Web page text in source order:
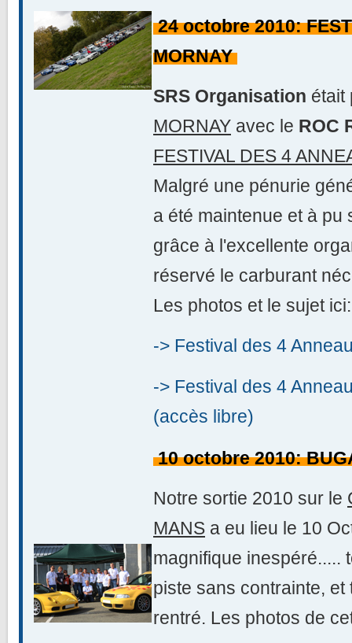
24 octobre 2010:
MORNAY
SRS Organisation était
MORNAY avec le ROC
FESTIVAL DES 4
Malgré une pénurie
a été maintenue et à
grâce à l'excellente
réservé le carburant
Les photos et le sujet ici:
-> Festival des 4
-> Festival des 4
(accès libre)
10 octobre 2010:
Notre sortie 2010 sur le
MANS a eu lieu le 10
magnifique inespéré.....
piste sans contrainte,
rentré. Les photos de